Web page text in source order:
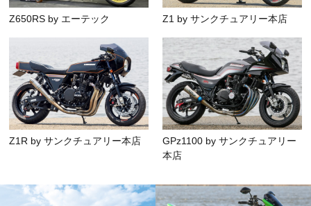
Z650RS by エーテック Z1 by サンクチュアリー本店
Z1R by サンクチュアリー本店
GPz1100 by サンクチュアリー
本店